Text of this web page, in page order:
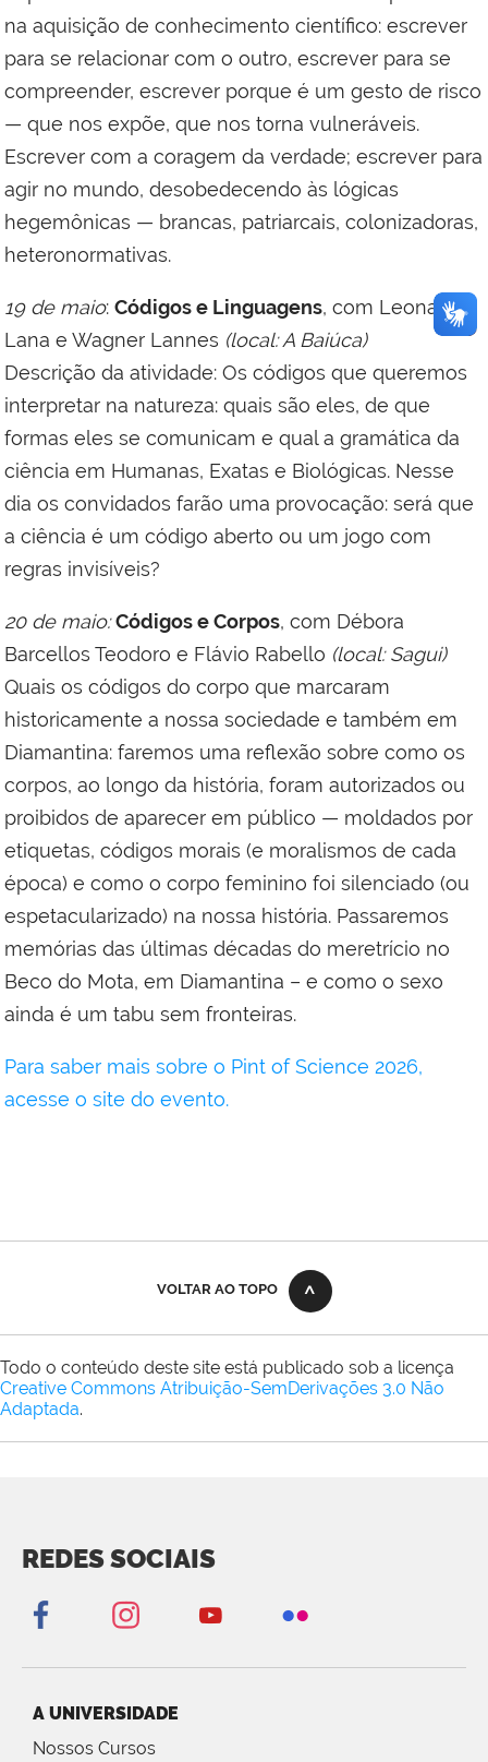
na aquisição de conhecimento científico: escrever
para se relacionar com o outro, escrever para se
compreender, escrever porque é um gesto de risco
— que nos expõe, que nos torna vulneráveis.
Escrever com a coragem da verdade; escrever para
agir no mundo, desobedecendo às lógicas
hegemônicas — brancas, patriarcais, colonizadoras,
heteronormativas.
19 de maio: Códigos e Linguagens, com Leonardo
Lana e Wagner Lannes (local: A Baiúca)
Descrição da atividade: Os códigos que queremos
interpretar na natureza: quais são eles, de que
formas eles se comunicam e qual a gramática da
ciência em Humanas, Exatas e Biológicas. Nesse
dia os convidados farão uma provocação: será que
a ciência é um código aberto ou um jogo com
regras invisíveis?
20 de maio: Códigos e Corpos, com Débora
Barcellos Teodoro e Flávio Rabello (local: Sagui)
Quais os códigos do corpo que marcaram
historicamente a nossa sociedade e também em
Diamantina: faremos uma reflexão sobre como os
corpos, ao longo da história, foram autorizados ou
proibidos de aparecer em público — moldados por
etiquetas, códigos morais (e moralismos de cada
época) e como o corpo feminino foi silenciado (ou
espetacularizado) na nossa história. Passaremos
memórias das últimas décadas do meretrício no
Beco do Mota, em Diamantina – e como o sexo
ainda é um tabu sem fronteiras.
Para saber mais sobre o Pint of Science 2026,
acesse o site do evento.
VOLTAR AO TOPO
Todo o conteúdo deste site está publicado sob a licença
Creative Commons Atribuição-SemDerivações 3.0 Não
Adaptada.
REDES SOCIAIS
A UNIVERSIDADE
Nossos Cursos